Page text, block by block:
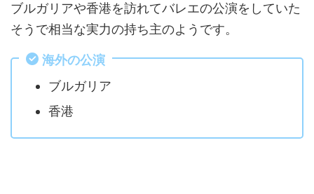
ブルガリアや香港を訪れてバレエの公演をしていた
そうで相当な実力の持ち主のようです。
海外の公演
ブルガリア
香港